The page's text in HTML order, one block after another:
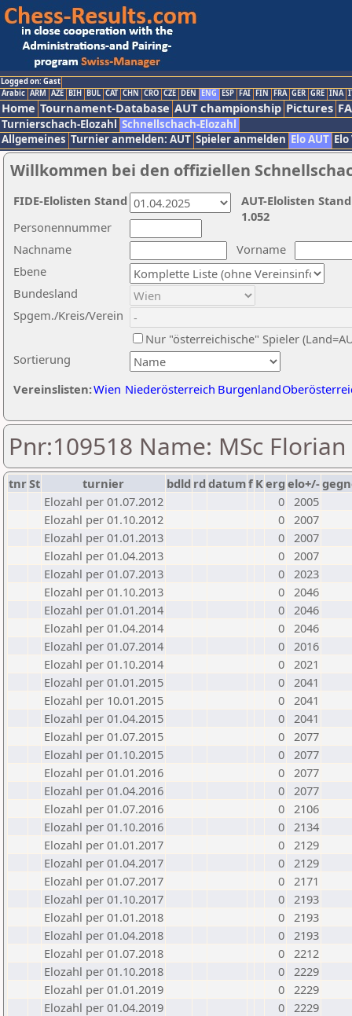
Logged on: Gast
Arabic ARM AZE BIH BUL CAT CHN CRO CZE DEN ENG ESP FAI FIN FRA GER GRE INA
Home Tournament-Database AUT championship Pictures
Turnierschach-Elozahl Schnellschach-Elozahl
Allgemeines Turnier anmelden: AUT Spieler anmelden Elo AUT
Willkommen bei den offiziellen
Nachname
Vorname
Ebene
Sortierung
Personennummer
Bundesland
Spgem./Kreis/Verein
Nur "österreichische" Spieler
Vereinslisten:Wien Niederösterreich Burgenland
AUT-Elolisten
1.052
FIDE-Elolisten Stand
Pnr:109518 Name: MSc
tnrSt turnier bdld rd datumf Kerg elo+/-
Elozahl per 01.07.2012
0 2005
Elozahl per 01.10.2012
0 2007
Elozahl per 01.01.2013
0 2007
Elozahl per 01.04.2013
0 2007
Elozahl per 01.07.2013
0 2023
Elozahl per 01.10.2013
0 2046
Elozahl per 01.01.2014
0 2046
Elozahl per 01.04.2014
0 2046
Elozahl per 01.07.2014
0 2016
Elozahl per 01.10.2014
0 2021
Elozahl per 01.01.2015
0 2041
Elozahl per 10.01.2015
0 2041
Elozahl per 01.04.2015
0 2041
Elozahl per 01.07.2015
0 2077
Elozahl per 01.10.2015
0 2077
Elozahl per 01.01.2016
0 2077
Elozahl per 01.04.2016
0 2077
Elozahl per 01.07.2016
0 2106
Elozahl per 01.10.2016
0 2134
Elozahl per 01.01.2017
0 2129
Elozahl per 01.04.2017
0 2129
Elozahl per 01.07.2017
0 2171
Elozahl per 01.10.2017
0 2193
Elozahl per 01.01.2018
0 2193
Elozahl per 01.04.2018
0 2193
Elozahl per 01.07.2018
0 2212
Elozahl per 01.10.2018
0 2229
Elozahl per 01.01.2019
0 2229
Elozahl per 01.04.2019
0 2229